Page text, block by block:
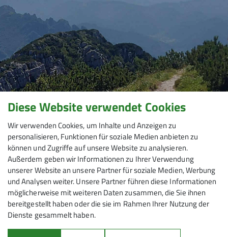
Mitmachen
Diese Website verwendet Cookies
Wir verwenden Cookies, um Inhalte und Anzeigen zu
personalisieren, Funktionen für soziale Medien anbieten zu
können und Zugriffe auf unsere Website zu analysieren.
Außerdem geben wir Informationen zu Ihrer Verwendung
unserer Website an unsere Partner für soziale Medien, Werbung
und Analysen weiter. Unsere Partner führen diese Informationen
möglicherweise mit weiteren Daten zusammen, die Sie ihnen
bereitgestellt haben oder die sie im Rahmen Ihrer Nutzung der
Dienste gesammelt haben.